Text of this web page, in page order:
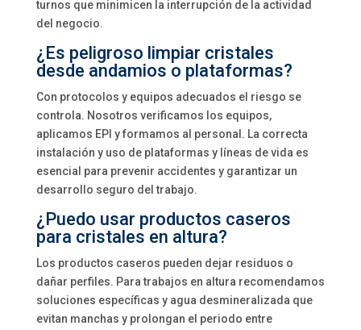
turnos que minimicen la interrupción de la actividad
del negocio.
¿Es peligroso limpiar cristales
desde andamios o plataformas?
Con protocolos y equipos adecuados el riesgo se
controla. Nosotros verificamos los equipos,
aplicamos EPI y formamos al personal. La correcta
instalación y uso de plataformas y líneas de vida es
esencial para prevenir accidentes y garantizar un
desarrollo seguro del trabajo.
¿Puedo usar productos caseros
para cristales en altura?
Los productos caseros pueden dejar residuos o
dañar perfiles. Para trabajos en altura recomendamos
soluciones específicas y agua desmineralizada que
evitan manchas y prolongan el periodo entre